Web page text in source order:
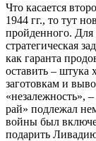
Что касается
1944 гг., то тут
пройденного. Для
стратегическая
как гаранта
оставить – штука
заготовкам и
«незалежность»,
рай» подлежал
войны был
подарить